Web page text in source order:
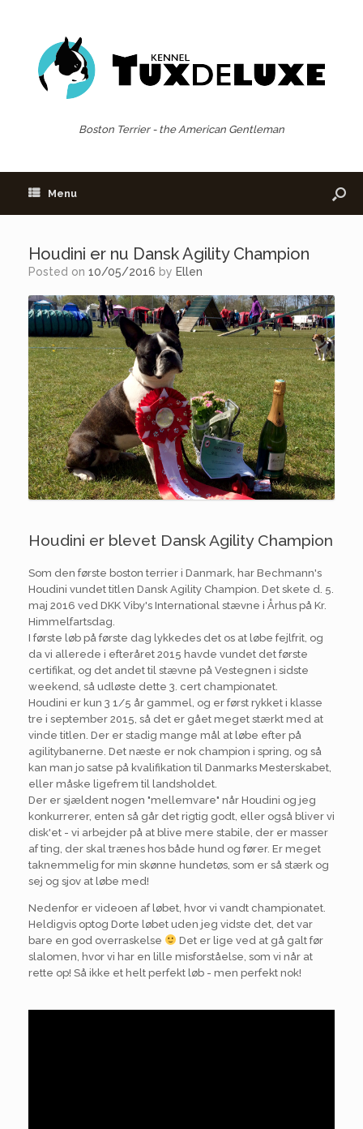
Boston Terrier - the American Gentleman
Menu
Houdini er nu Dansk Agility Champion
Posted on 10/05/2016 by Ellen
Houdini er blevet Dansk Agility Champion
Som den første boston terrier i Danmark, har Bechmann's
Houdini vundet titlen Dansk Agility Champion. Det skete d. 5.
maj 2016 ved DKK Viby's International stævne i Århus på Kr.
Himmelfartsdag.
I første løb på første dag lykkedes det os at løbe fejlfrit, og
da vi allerede i efteråret 2015 havde vundet det første
certifikat, og det andet til stævne på Vestegnen i sidste
weekend, så udløste dette 3. cert championatet.
Houdini er kun 3 1/5 år gammel, og er først rykket i klasse
tre i september 2015, så det er gået meget stærkt med at
vinde titlen. Der er stadig mange mål at løbe efter på
agilitybanerne. Det næste er nok champion i spring, og så
kan man jo satse på kvalifikation til Danmarks Mesterskabet,
eller måske ligefrem til landsholdet.
Der er sjældent nogen "mellemvare" når Houdini og jeg
konkurrerer, enten så går det rigtig godt, eller også bliver vi
disk'et - vi arbejder på at blive mere stabile, der er masser
af ting, der skal trænes hos både hund og fører. Er meget
taknemmelig for min skønne hundetøs, som er så stærk og
sej og sjov at løbe med!
Nedenfor er videoen af løbet, hvor vi vandt championatet.
Heldigvis optog Dorte løbet uden jeg vidste det, det var
bare en god overraskelse
Det er lige ved at gå galt før
slalomen, hvor vi har en lille misforståelse, som vi når at
rette op! Så ikke et helt perfekt løb - men perfekt nok!